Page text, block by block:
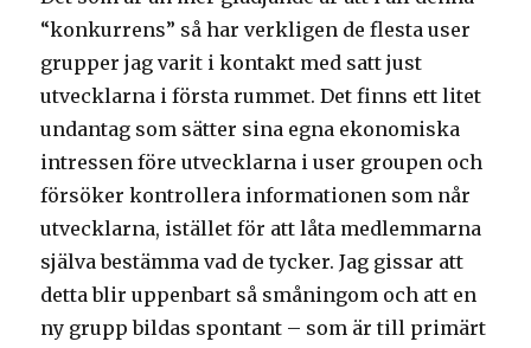
“konkurrens” så har verkligen de flesta user
grupper jag varit i kontakt med satt just
utvecklarna i första rummet. Det finns ett litet
undantag som sätter sina egna ekonomiska
intressen före utvecklarna i user groupen och
försöker kontrollera informationen som når
utvecklarna, istället för att låta medlemmarna
själva bestämma vad de tycker. Jag gissar att
detta blir uppenbart så småningom och att en
ny grupp bildas spontant – som är till primärt